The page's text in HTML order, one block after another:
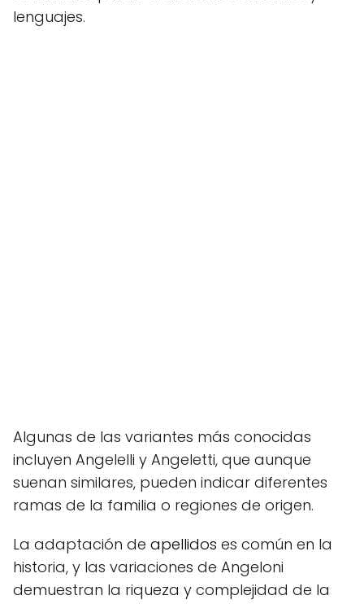
lenguajes.
Algunas de las variantes más conocidas
incluyen Angelelli y Angeletti, que aunque
suenan similares, pueden indicar diferentes
ramas de la familia o regiones de origen.
La adaptación de apellidos es común en la
historia, y las variaciones de Angeloni
demuestran la riqueza y complejidad de la